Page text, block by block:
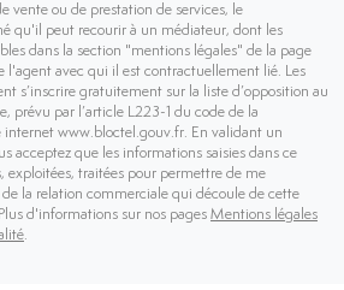
vente ou de prestation de services, le
qu'il peut recourir à un médiateur, dont les
dans la section "mentions légales" de la page
l'agent avec qui il est contractuellement lié. Les
s’inscrire gratuitement sur la liste d’opposition au
prévu par l’article L223-1 du code de la
internet www.bloctel.gouv.fr. En validant un
acceptez que les informations saisies dans ce
exploitées, traitées pour permettre de me
la relation commerciale qui découle de cette
d'informations sur nos pages Mentions légales